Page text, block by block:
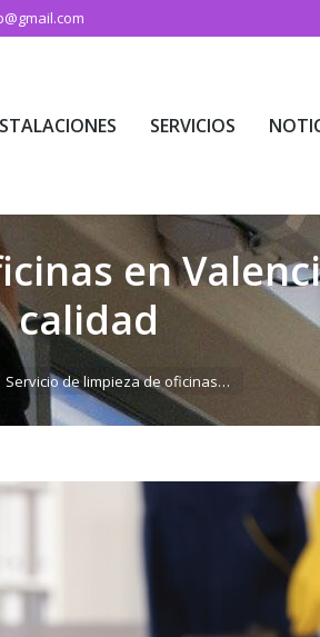
SERVICIOS
en
calidad
Servicio de limpieza de oficinas…